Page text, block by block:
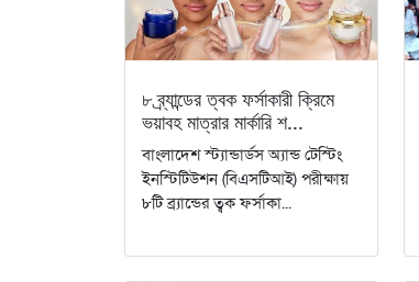
৮ ব্র্যান্ডের ত্বক ফর্সাকারী ক্রিমে
ভয়াবহ মাত্রার মার্কারি শ...
বাংলাদেশ স্ট্যান্ডার্ডস অ্যান্ড টেস্টিং
ইনস্টিটিউশন (বিএসটিআই) পরীক্ষায়
৮টি ব্র্যান্ডের ত্বক ফর্সাকা...